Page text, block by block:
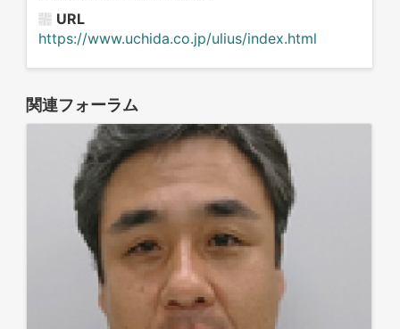
URL
https://www.uchida.co.jp/ulius/index.html
関連フォーラム